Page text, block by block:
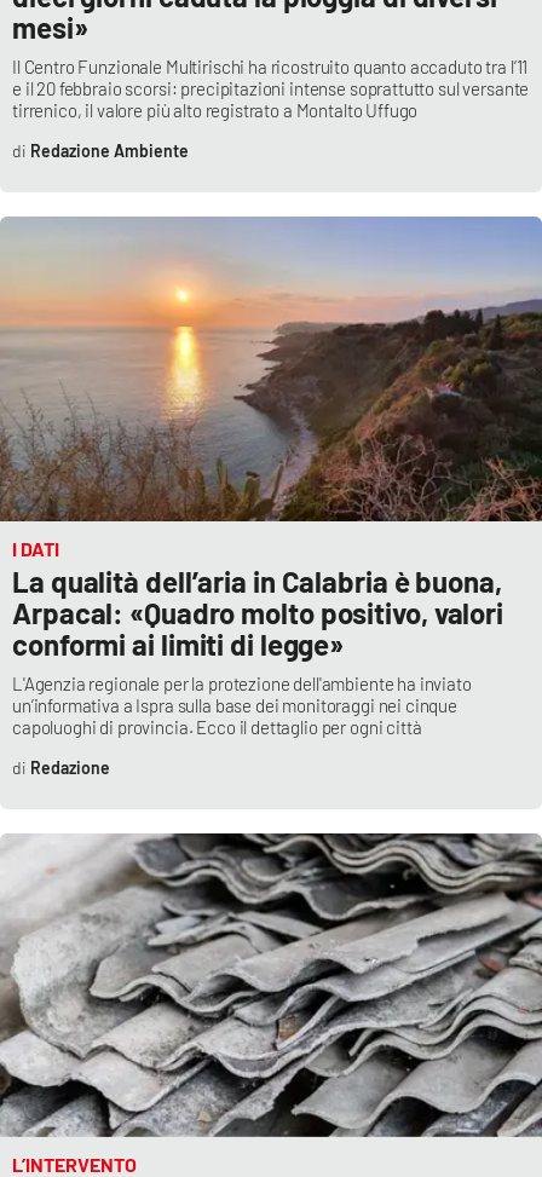
mesi»
Il Centro Funzionale Multirischi ha ricostruito quanto accaduto tra l’11
e il 20 febbraio scorsi: precipitazioni intense soprattutto sul versante
tirrenico, il valore più alto registrato a Montalto Uffugo
Redazione Ambiente
I DATI
La qualità dell’aria in Calabria è buona,
Arpacal: «Quadro molto positivo, valori
conformi ai limiti di legge»
L'Agenzia regionale per la protezione dell'ambiente ha inviato
un’informativa a Ispra sulla base dei monitoraggi nei cinque
capoluoghi di provincia. Ecco il dettaglio per ogni città
Redazione
L’INTERVENTO